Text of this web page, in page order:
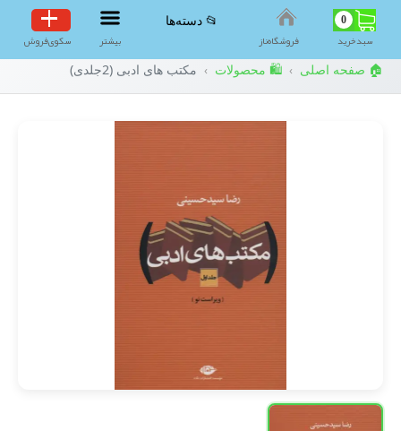
0
سبد‌خرید فروشگاه‌ناز
📂 دسته‌ها
بیشتر سکوی‌فروش
🏠 صفحه اصلی › 🛍️ محصولات › مکتب های ادبی (2جلدی)